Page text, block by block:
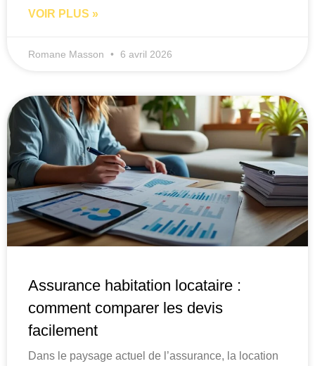
VOIR PLUS »
Romane Masson 6 avril 2026
Assurance habitation locataire :
comment comparer les devis
facilement
Dans le paysage actuel de l’assurance, la location